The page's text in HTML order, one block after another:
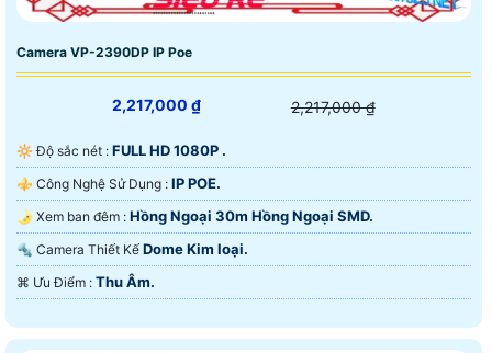
Camera VP-2390DP IP Poe
2,217,000 ₫ 2,217,000 ₫
🔆 Độ sắc nét : FULL HD 1080P .
⚜️ Công Nghệ Sử Dụng : IP POE.
🌛 Xem ban đêm : Hồng Ngoại 30m Hồng Ngoại SMD.
🔩 Camera Thiết Kế Dome Kim loại.
️⌘ Ưu Điểm : Thu Âm.